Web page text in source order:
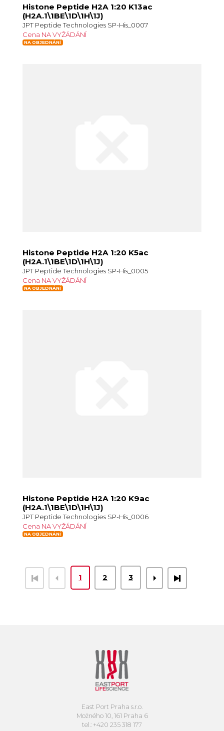
Histone Peptide H2A 1:20 K13ac
(H2A.1\1BE\1D\1H\1J)
JPT Peptide Technologies SP-His_0007
Cena NA VYŽÁDÁNÍ
NA OBJEDNÁNÍ
Histone Peptide H2A 1:20 K5ac
(H2A.1\1BE\1D\1H\1J)
JPT Peptide Technologies SP-His_0005
Cena NA VYŽÁDÁNÍ
NA OBJEDNÁNÍ
Histone Peptide H2A 1:20 K9ac
(H2A.1\1BE\1D\1H\1J)
JPT Peptide Technologies SP-His_0006
Cena NA VYŽÁDÁNÍ
NA OBJEDNÁNÍ
1 2 3
East Port Praha s.r.o.
Možného 10, 161 Praha 6
tel.: +420 235 318 177